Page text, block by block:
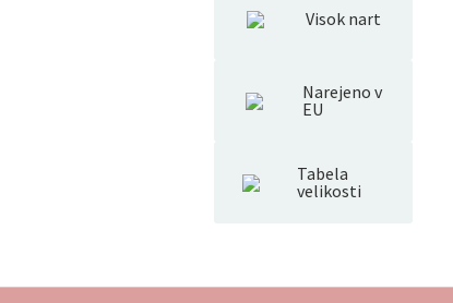
Visok nart
Narejeno v
EU
Tabela
velikosti